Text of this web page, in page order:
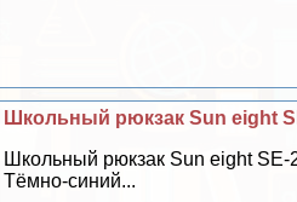
Школьный рюкзак Sun eight
Школьный рюкзак Sun eight SE-
Тёмно-синий...